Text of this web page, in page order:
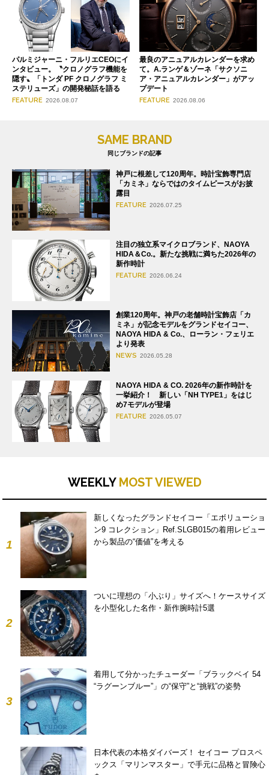
パルミジャーニ・フルリエCEOにイ
ンタビュー。〝クロノグラフ機能を
隠す〟「トンダ PF クロノグラフ ミ
ステリューズ」の開発秘話を語る
FEATURE 2026.08.07
最良のアニュアルカレンダーを求め
て。A.ランゲ＆ゾーネ「サクソニ
ア・アニュアルカレンダー」がアッ
プデート
FEATURE 2026.08.06
SAME BRAND
同じブランドの記事
神戸に根差して120周年。時計宝飾専門店
「カミネ」ならではのタイムピースがお披
露目
FEATURE 2026.07.25
注目の独立系マイクロブランド、NAOYA
HIDA＆Co.。新たな挑戦に満ちた2026年の
新作時計
FEATURE 2026.06.24
創業120周年。神戸の老舗時計宝飾店「カ
ミネ」が記念モデルをグランドセイコー、
NAOYA HIDA & Co.、ローラン・フェリエ
より発表
NEWS 2026.05.28
NAOYA HIDA & CO. 2026年の新作時計を
一挙紹介！ 新しい「NH TYPE1」をはじ
め7モデルが登場
FEATURE 2026.05.07
WEEKLY MOST VIEWED
1
新しくなったグランドセイコー「エボリューショ
ン9 コレクション」Ref.SLGB015の着用レビュー
から製品の“価値”を考える
2
ついに理想の「小ぶり」サイズへ！ケースサイズ
を小型化した名作・新作腕時計5選
3
着用して分かったチューダー「ブラックベイ 54
“ラグーンブルー”」の“保守”と“挑戦”の姿勢
日本代表の本格ダイバーズ！ セイコー プロスペ
ックス「マリンマスター」で手元に品格と冒険心